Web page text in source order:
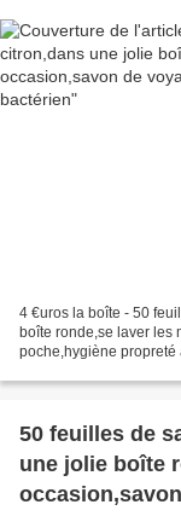
4 €uros la boîte - 50
boîte ronde,se laver les
poche,hygiène propreté
50 feuilles de
une jolie boîte